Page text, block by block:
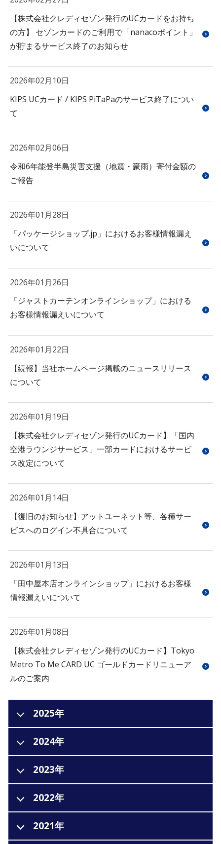
【株式会社クレディセゾン発行のUCカードをお持ち
の方】 セゾンカードのご利用で「nanacoポイント」
が貯まるサービス終了のお知らせ
2026年02月10日
KIPS UCカード / KIPS PiTaPaのサービス終了につい
て
2026年02月06日
令和6年能登半島災害支援（地震・豪雨）寄付金額の
ご報告
2026年01月28日
「パッケージショップ.jp」におけるお客様情報漏え
いについて
2026年01月26日
「ジャストカーテンオンラインショップ」における
お客様情報漏えいについて
2026年01月22日
【続報】当社ホームページ掲載のニュースリリース
について
2026年01月19日
【株式会社クレディセゾン発行のUCカード】「国内
空港ラウンジサービス」一部カードにおけるサービ
ス改定について
2026年01月14日
【復旧のお知らせ】アットユーネット等、各種サー
ビスへのログイン不具合について
2026年01月13日
「田中屋本店オンラインショップ」におけるお客様
情報漏えいについて
2026年01月08日
【株式会社クレディセゾン発行のUCカード】Tokyo
Metro To Me CARD UC ゴールドカードリニューア
ルのご案内
2025年
2024年
2023年
2022年
2021年